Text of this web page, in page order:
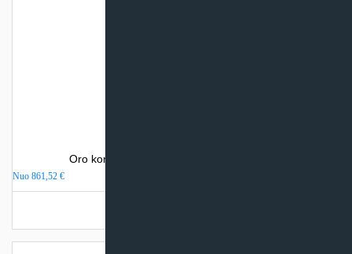
Oro kondicionierius Electrolux AVALANCHE
Nuo 861,52 €